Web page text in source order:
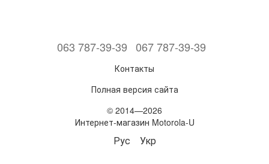
063 787-39-39 067 787-39-39
Контакты
Полная версия сайта
© 2014—2026
Интернет-магазин Motorola-U
Рус Укр